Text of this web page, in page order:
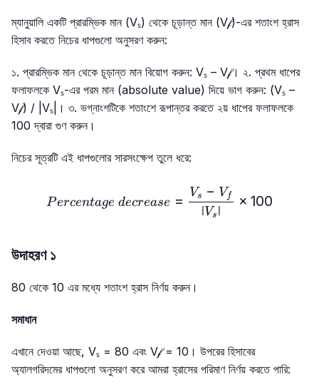
ম্যানুয়ালি একটি প্রারম্ভিক মান (Vₛ) থেকে চূড়ান্ত মান (V𝒻)-এর শতাংশ হ্রাস
হিসাব করতে নিচের ধাপগুলো অনুসরণ করুন:
১. প্রারম্ভিক মান থেকে চূড়ান্ত মান বিয়োগ করুন: Vₛ – V𝒻। ২. প্রথম ধাপের
ফলাফলকে Vₛ-এর পরম মান (absolute value) দিয়ে ভাগ করুন: (Vₛ –
V𝒻) / |Vₛ|। ৩. ভগ্নাংশটিকে শতাংশে রূপান্তর করতে ২য় ধাপের ফলাফলকে
100 দ্বারা গুণ করুন।
নিচের সূত্রটি এই ধাপগুলোর সারসংক্ষেপ তুলে ধরে:
Percentage\
Percentage decrease =
∣Vs ∣
Vs − Vf × 100
উদাহরণ ১
80 থেকে 10 এর মধ্যে শতাংশ হ্রাস নির্ণয় করুন।
সমাধান
এখানে দেওয়া আছে, Vₛ = 80 এবং V𝒻 = 10। উপরের হিসাবের
অ্যালগরিদমের ধাপগুলো অনুসরণ করে আমরা হ্রাসের পরিমাণ নির্ণয় করতে পারি: